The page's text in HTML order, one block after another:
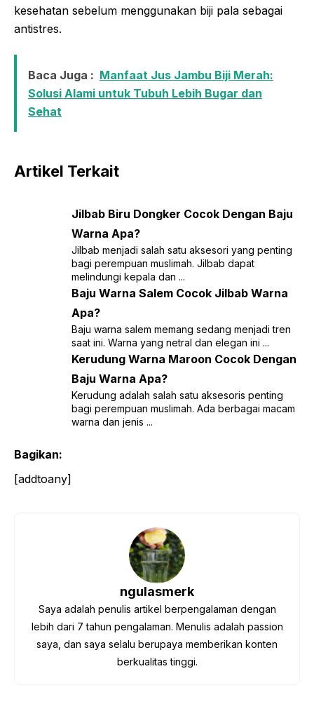
kesehatan sebelum menggunakan biji pala sebagai
antistres.
Baca Juga : Manfaat Jus Jambu Biji Merah:
Solusi Alami untuk Tubuh Lebih Bugar dan
Sehat
Artikel Terkait
Jilbab Biru Dongker Cocok Dengan Baju
Warna Apa?
Jilbab menjadi salah satu aksesori yang penting
bagi perempuan muslimah. Jilbab dapat
melindungi kepala dan ...
Baju Warna Salem Cocok Jilbab Warna
Apa?
Baju warna salem memang sedang menjadi tren
saat ini. Warna yang netral dan elegan ini ...
Kerudung Warna Maroon Cocok Dengan
Baju Warna Apa?
Kerudung adalah salah satu aksesoris penting
bagi perempuan muslimah. Ada berbagai macam
warna dan jenis ...
Bagikan:
[addtoany]
ngulasmerk
Saya adalah penulis artikel berpengalaman dengan
lebih dari 7 tahun pengalaman. Menulis adalah passion
saya, dan saya selalu berupaya memberikan konten
berkualitas tinggi.